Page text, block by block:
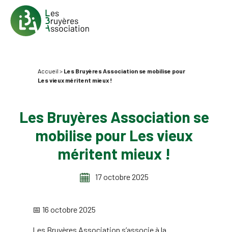
Accueil > Les Bruyères Association se mobilise pour
Les vieux méritent mieux !
Les Bruyères Association se
mobilise pour Les vieux
méritent mieux !
17 octobre 2025
📅 16 octobre 2025
Les Bruyères Association s’associe à la